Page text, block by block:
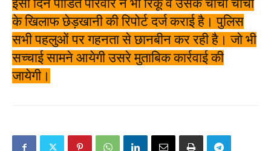
इसी दिन पीडित परिवार ने भी रिंकू व उसके चाचा चाची
के खिलाफ छेड़खानी की रिपोर्ट दर्ज कराई है। पुलिस
सभी पहलुओं पर गहनता से छानबीन कर रही है। जो भी
सच्चाई सामने आयेगी उसरे मुताबिक कार्रवाई की
जायेगी।